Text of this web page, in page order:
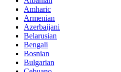
Amharic
Armenian
Azerbaijani
Belarusian
Bengali
Bosnian
Bulgarian